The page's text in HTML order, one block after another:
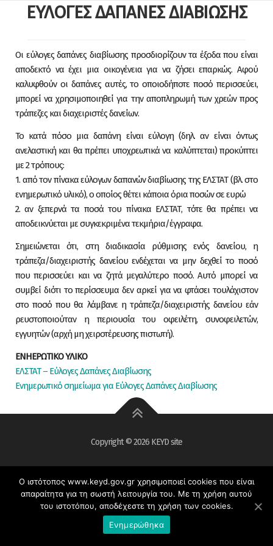
Skip to contentΕΥΛΟΓΕΣ ΔΑΠΑΝΕΣ ΔΙΑΒΙΩΣΗΣ
Οι εύλογες δαπάνες διαβίωσης προσδιορίζουν τα έξοδα που είναι
αποδεκτό να έχει μια οικογένεια για να ζήσει επαρκώς. Αφού
καλυφθούν οι δαπάνες αυτές, το οποιοδήποτε ποσό περισσεύει,
μπορεί να χρησιμοποιηθεί για την αποπληρωμή των χρεών προς
τράπεζες και διαχειριστές δανείων.
Το κατά πόσο μια δαπάνη είναι εύλογη (δηλ. αν είναι όντως
ανελαστική και θα πρέπει υποχρεωτικά να καλύπτεται) προκύπτει
με 2 τρόπους:
1. από τον πίνακα εύλογων δαπανών διαβίωσης της ΕΛΣΤΑΤ (βλ. στο
ενημερωτικό υλικό), ο οποίος θέτει κάποια όρια ποσών σε ευρώ
2. αν ξεπερνά τα ποσά του πίνακα ΕΛΣΤΑΤ, τότε θα πρέπει να
αποδεικνύεται με συγκεκριμένα τεκμήρια/έγγραφα.
Σημειώνεται ότι, στη διαδικασία ρύθμισης ενός δανείου, η
τράπεζα/διαχειριστής δανείου ενδέχεται να μην δεχθεί το ποσό
που περισσεύει και να ζητά μεγαλύτερο ποσό. Αυτό μπορεί να
συμβεί διότι το περίσσευμα δεν αρκεί για να φτάσει τουλάχιστον
στο ποσό που θα λάμβανε η τράπεζα/διαχειριστής δανείου εάν
ρευστοποιούταν η περιουσία του οφειλέτη, συνοφειλετών,
εγγυητών (αρχή μη χειροτέρευσης πιστωτή).
ΕΝΗΕΡΩΤΙΚΟ ΥΛΙΚΟ
ΕΛΣΤΑΤ – Εύλογες Δαπάνες Διαβίωσης
Ενημερωτικό σημείωμα για Εύλογες Δαπάνες Διαβίωσης
Copyright © 2026 KEYD site
Ο ιστότοπος www.keyd.gov.gr χρησιμοποιεί cookies που είναι
απαραίτητα για τη σωστή λειτουργία του. Με τη χρήση αυτού
του ιστοτόπου, αποδέχεστε τη χρήση των cookies.
Ενημερώθηκα